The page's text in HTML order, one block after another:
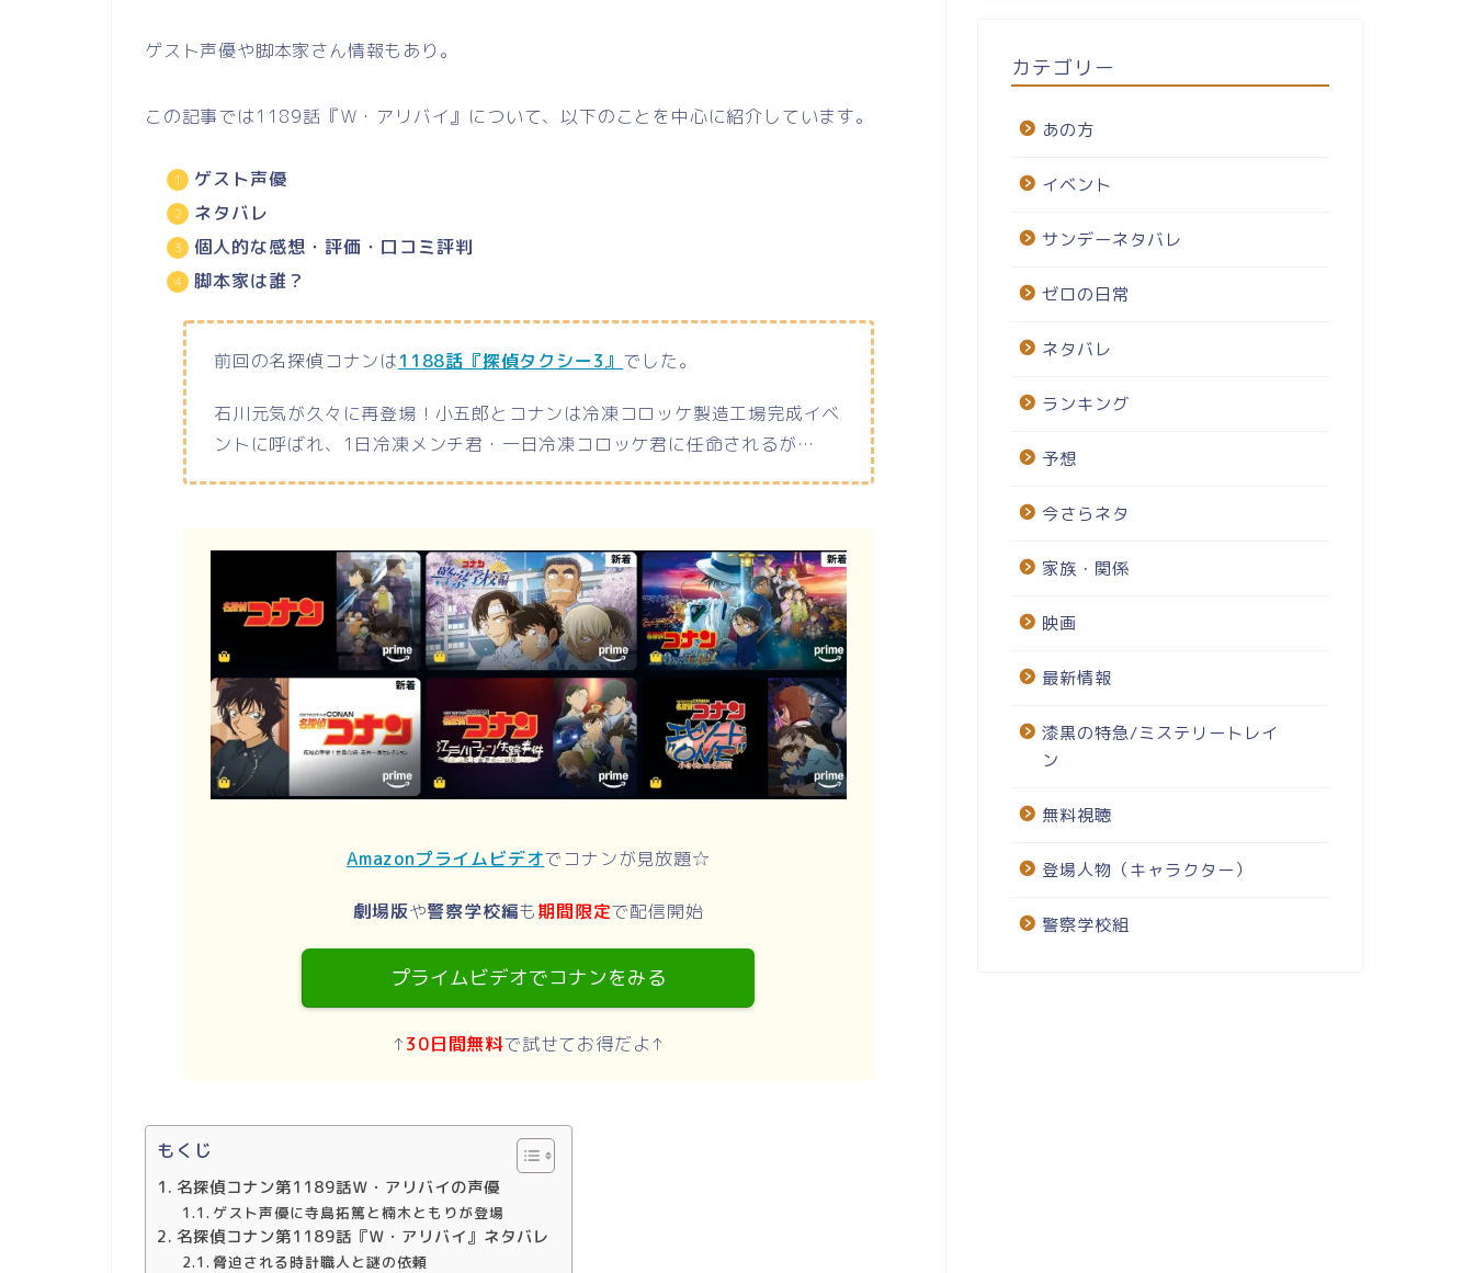
ゲスト声優や脚本家さん情報もあり。
この記事では1189話『Ｗ・アリバイ』について、以下のことを中心に紹介しています。
ゲスト声優
ネタバレ
個人的な感想・評価・口コミ評判
脚本家は誰？
前回の名探偵コナンは1188話『探偵タクシー3』 でした。
石川元気が久々に再登場！小五郎とコナンは冷凍コロッケ製造工場完成イベ
ントに呼ばれ、1日冷凍メンチ君・一日冷凍コロッケ君に任命されるが…
Amazonプライムビデオでコナンが見放題☆
劇場版や警察学校編も期間限定で配信開始
プライムビデオでコナンをみる
↑30日間無料で試せてお得だよ↑
もくじ
名探偵コナン第1189話Ｗ・アリバイの声優
ゲスト声優に寺島拓篤と楠木ともりが登場
名探偵コナン第1189話『Ｗ・アリバイ』ネタバレ
脅迫される時計職人と謎の依頼
カテゴリー
あの方
イベント
サンデーネタバレ
ゼロの日常
ネタバレ
ランキング
予想
今さらネタ
家族・関係
映画
最新情報
漆黒の特急/ミステリートレイ
ン
無料視聴
登場人物（キャラクター）
警察学校組